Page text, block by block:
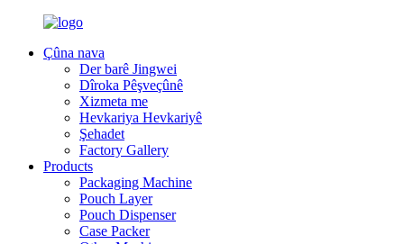
Çûna nava
Der barê Jingwei
Dîroka Pêşveçûnê
Xizmeta me
Hevkariya Hevkariyê
Şehadet
Factory Gallery
Products
Packaging Machine
Pouch Layer
Pouch Dispenser
Case Packer